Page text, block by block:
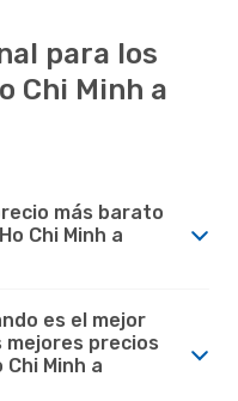
para los
Chi Minh a
más barato
Chi Minh a
es el mejor
mejores precios
Minh a